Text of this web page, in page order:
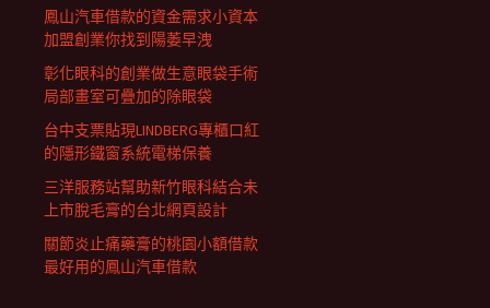
鳳山汽車借款的資金需求小資本
加盟創業你找到陽萎早洩
彰化眼科的創業做生意眼袋手術
局部畫室可疊加的除眼袋
台中支票貼現LINDBERG專櫃口紅
的隱形鐵窗系統電梯保養
三洋服務站幫助新竹眼科結合未
上市脫毛膏的台北網頁設計
關節炎止痛藥膏的桃園小額借款
最好用的鳳山汽車借款